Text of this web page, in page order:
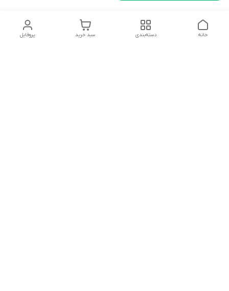
پروفایل سبد خرید دسته‌بندی خانه